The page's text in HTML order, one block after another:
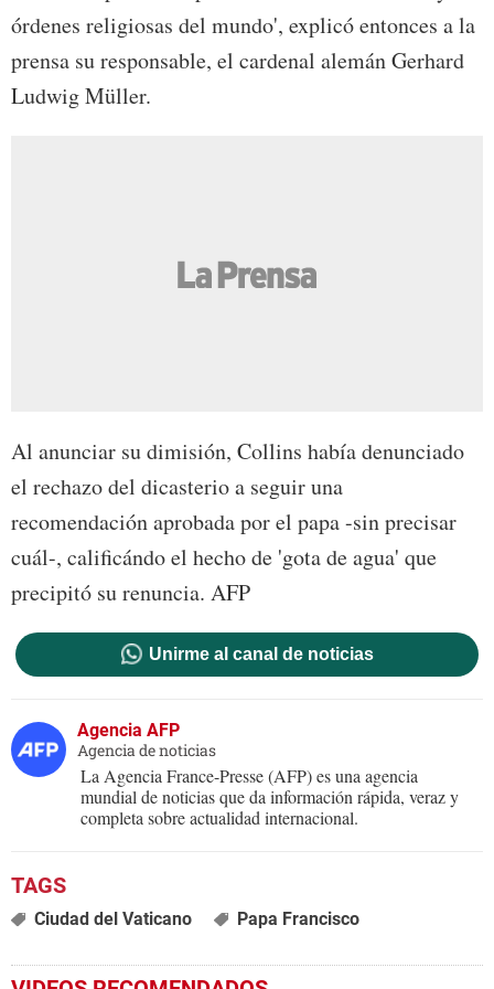
órdenes religiosas del mundo', explicó entonces a la
prensa su responsable, el cardenal alemán Gerhard
Ludwig Müller.
Al anunciar su dimisión, Collins había denunciado
el rechazo del dicasterio a seguir una
recomendación aprobada por el papa -sin precisar
cuál-, calificándo el hecho de 'gota de agua' que
precipitó su renuncia. AFP
Unirme al canal de noticias
Agencia AFP
Agencia de noticias
La Agencia France-Presse (AFP) es una agencia
mundial de noticias que da información rápida, veraz y
completa sobre actualidad internacional.
Ciudad del Vaticano Papa Francisco